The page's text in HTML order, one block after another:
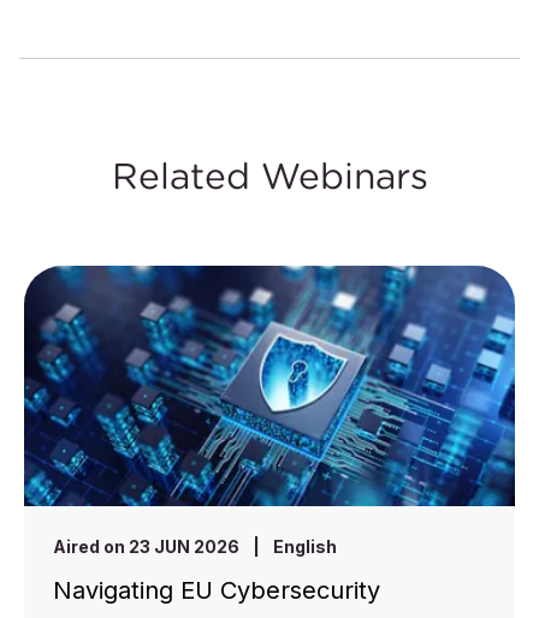
Related Webinars
Aired on 23 JUN 2026 English
Navigating EU Cybersecurity